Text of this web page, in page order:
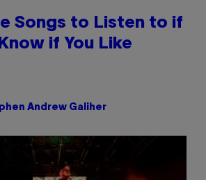
Songs to Listen to if
if You Like
Andrew Galiher